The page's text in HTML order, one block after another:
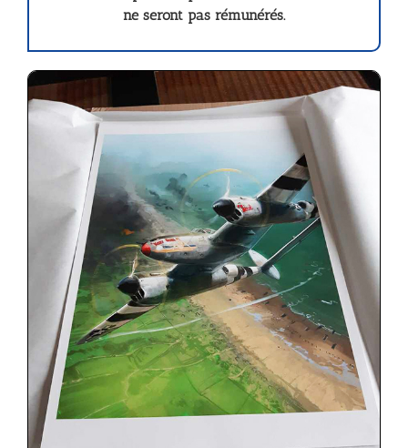
ne seront pas rémunérés.